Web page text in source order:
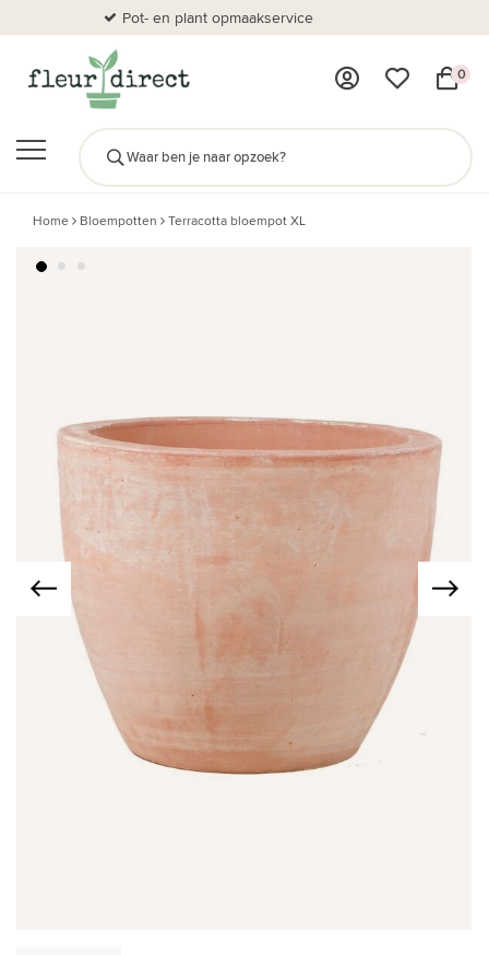
Pot- en plant opmaakservice
0
Home Bloempotten Terracotta bloempot XL